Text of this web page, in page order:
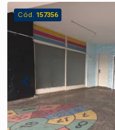
Cód. 157356